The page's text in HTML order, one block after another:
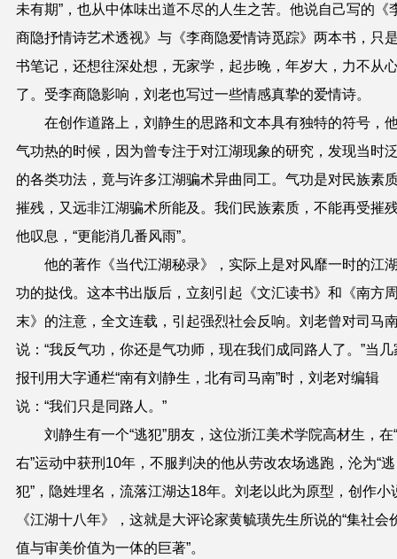
未有期”， 也从中体味出道不尽的人生之苦。 他说自己写的 《
商隐抒情诗艺术透视》与《李商隐爱情诗觅踪》 两本书，只
书笔记，还想往深处想，无家学，起步晚，年岁大，力不从
了。 受李商隐影响，刘 老也写过一些情感真挚的爱情诗。
在创作道路上 ， 刘静生的思路和文本具有独特的符号，
气功热的时候，因为曾专注于对江湖现象的研究，发现当时
的各类功法，竟与许多江湖骗术异曲同 工。气功是对民族素
摧残，又远非江湖骗术所能及。我们民族素质，不能再受摧
他叹息，“更能消几番风雨”。
他的著作《当代江湖秘录》，实际上是对风靡一时的江
功的挞伐。这本书出版后，立刻引起《文汇读书》和《南方
末》的注意，全文连载，引起强烈社会反响。刘老曾对司马
说：“我反气功，你还是气功师，现在我们成同路人了。”当几
报刊用大字通栏“南有刘静生，北有司马南”时，刘老对编辑
说：“我们只是同路人。”
刘静生有一个“逃犯”朋友 ， 这位浙江美术学院高材生 ， 在
右”运动中获刑 10年，不服判决的他从劳改农场逃跑，沦为“逃
犯”，隐姓埋名，流落江湖达18年。刘 老以此为原型， 创作小
《江湖十八年》
， 这就是大评论家黄毓璜先生所说的“集社会
值与审美价值为一体的巨著”。